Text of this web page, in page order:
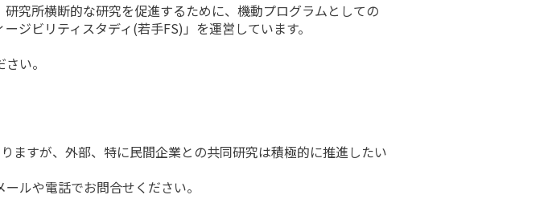
究所横断的な研究を促進するために、機動プログラムとしての
ジビリティスタディ(若手FS)」を運営しています。
い。
ますが、外部、特に民間企業との共同研究は積極的に推進したい
ルや電話でお問合せください。